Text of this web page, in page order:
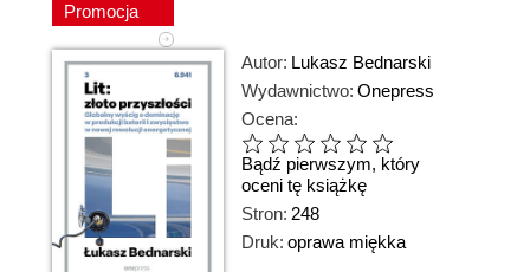
Promocja
Autor: Lukasz Bednarski
Wydawnictwo: Onepress
Ocena:
Bądź pierwszym, który
oceni tę książkę
Stron: 248
Druk: oprawa miękka